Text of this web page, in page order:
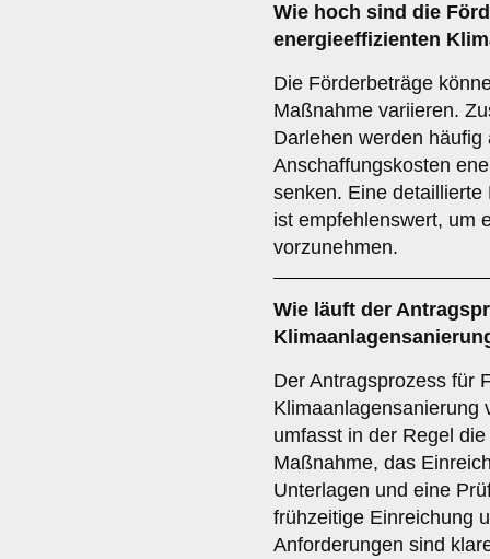
Wie hoch sind die
energieeffizienten
Die Förderbeträge
Maßnahme variieren.
Darlehen werden
Anschaffungskosten
senken. Eine
ist empfehlenswert, um
vorzunehmen.
Wie läuft der
Der Antragsprozess für
Klimaanlagensanierung
umfasst in der Regel
Maßnahme, das
Unterlagen und eine
frühzeitige Einreichung
Anforderungen sind